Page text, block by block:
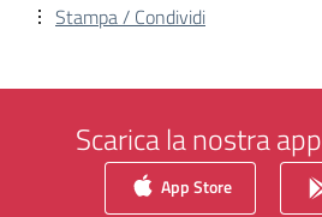
Stampa / Condividi
Scarica la nostra
App Store